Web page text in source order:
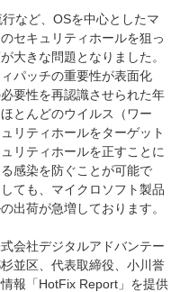
など、OSを中心としたマ
セキュリティホールを狙っ
大きな問題となりました。
パッチの重要性が表面化
要性を再認識させられた年
とんどのウイルス（ワー
リティホールをターゲット
リティホールを正すことに
感染を防ぐことが可能で
ても、マイクロソフト製品
出荷が急増しております。
会社デジタルアドバンテー
並区、代表取締役、小川誉
報「HotFix Report」を提供